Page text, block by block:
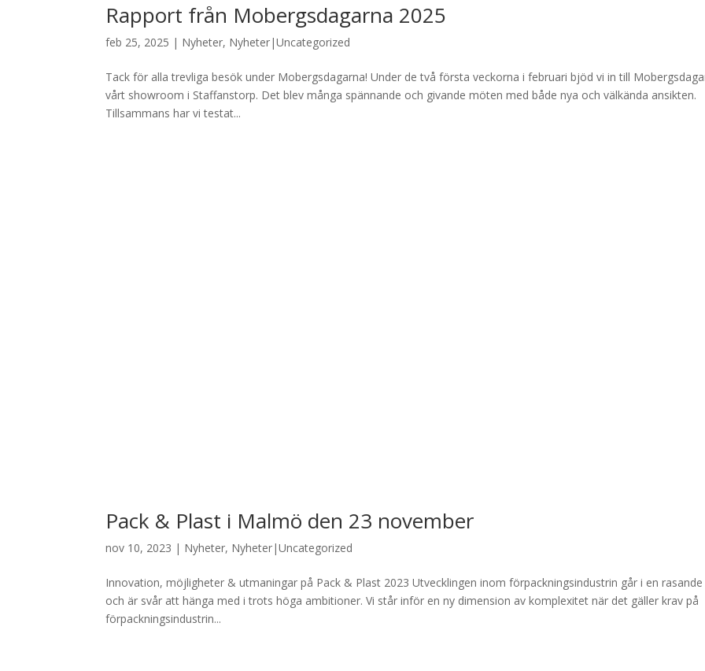
Rapport från Mobergsdagarna 2025
feb 25, 2025 | Nyheter, Nyheter|Uncategorized
Tack för alla trevliga besök under Mobergsdagarna! Under de två första veckorna i februari bjöd vi in till
vårt showroom i Staffanstorp. Det blev många spännande och givande möten med både nya och välkända ansikten.
Tillsammans har vi testat...
Pack & Plast i Malmö den 23 november
nov 10, 2023 | Nyheter, Nyheter|Uncategorized
Innovation, möjligheter & utmaningar på Pack & Plast 2023 Utvecklingen inom förpackningsindustrin går i en
och är svår att hänga med i trots höga ambitioner. Vi står inför en ny dimension av komplexitet när det gäller krav på
förpackningsindustrin...